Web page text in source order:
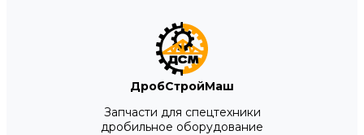
ДробСтройМаш
Запчасти для спецтехники
дробильное оборудование